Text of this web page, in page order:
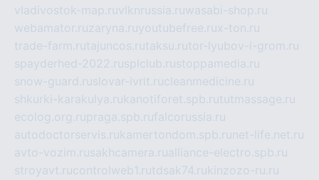
vladivostok-map.ruvlknrussia.ruwasabi-shop.ru
webamator.ruzaryna.ruyoutubefree.rux-ton.ru
trade-farm.rutajuncos.rutaksu.rutor-lyubov-i-grom.ru
spayderhed-2022.rusplclub.rustoppamedia.ru
snow-guard.ruslovar-ivrit.rucleanmedicine.ru
shkurki-karakulya.rukanotiforet.spb.rututmassage.ru
ecolog.org.rupraga.spb.rufalcorussia.ru
autodoctorservis.rukamertondom.spb.ru net-life.net.ru
avto-vozim.rusakhcamera.rualliance-electro.spb.ru
stroyavt.rucontrolweb1.rutdsak74.rukinzozo-ru.ru